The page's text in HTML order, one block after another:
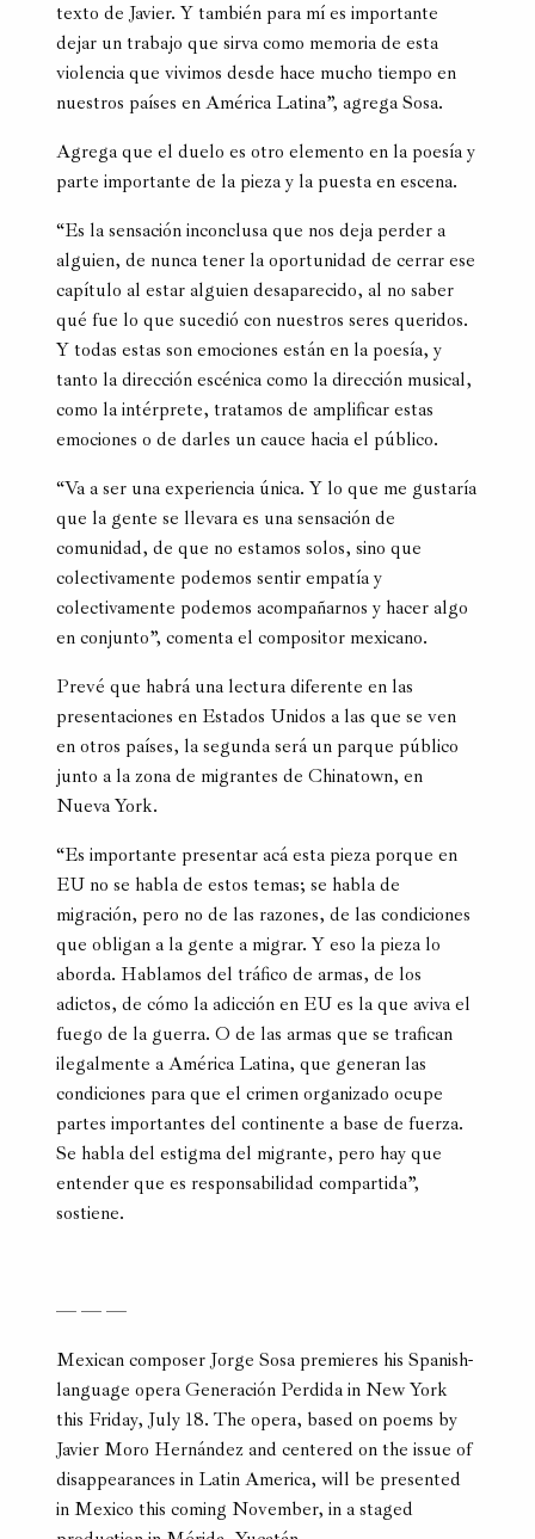
texto de Javier. Y también para mí es importante
dejar un trabajo que sirva como memoria de esta
violencia que vivimos desde hace mucho tiempo en
nuestros países en América Latina”, agrega Sosa.
Agrega que el duelo es otro elemento en la poesía y
parte importante de la pieza y la puesta en escena.
“Es la sensación inconclusa que nos deja perder a
alguien, de nunca tener la oportunidad de cerrar ese
capítulo al estar alguien desaparecido, al no saber
qué fue lo que sucedió con nuestros seres queridos.
Y todas estas son emociones están en la poesía, y
tanto la dirección escénica como la dirección musical,
como la intérprete, tratamos de amplificar estas
emociones o de darles un cauce hacia el público.
“Va a ser una experiencia única. Y lo que me gustaría
que la gente se llevara es una sensación de
comunidad, de que no estamos solos, sino que
colectivamente podemos sentir empatía y
colectivamente podemos acompañarnos y hacer algo
en conjunto”, comenta el compositor mexicano.
Prevé que habrá una lectura diferente en las
presentaciones en Estados Unidos a las que se ven
en otros países, la segunda será un parque público
junto a la zona de migrantes de Chinatown, en
Nueva York.
“Es importante presentar acá esta pieza porque en
EU no se habla de estos temas; se habla de
migración, pero no de las razones, de las condiciones
que obligan a la gente a migrar. Y eso la pieza lo
aborda. Hablamos del tráfico de armas, de los
adictos, de cómo la adicción en EU es la que aviva el
fuego de la guerra. O de las armas que se trafican
ilegalmente a América Latina, que generan las
condiciones para que el crimen organizado ocupe
partes importantes del continente a base de fuerza.
Se habla del estigma del migrante, pero hay que
entender que es responsabilidad compartida”,
sostiene.
— — —
Mexican composer Jorge Sosa premieres his Spanish-
language opera Generación Perdida in New York
this Friday, July 18. The opera, based on poems by
Javier Moro Hernández and centered on the issue of
disappearances in Latin America, will be presented
in Mexico this coming November, in a staged